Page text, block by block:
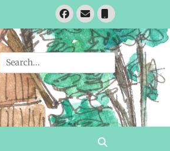
Facebook
EmailPhone
Search
for: